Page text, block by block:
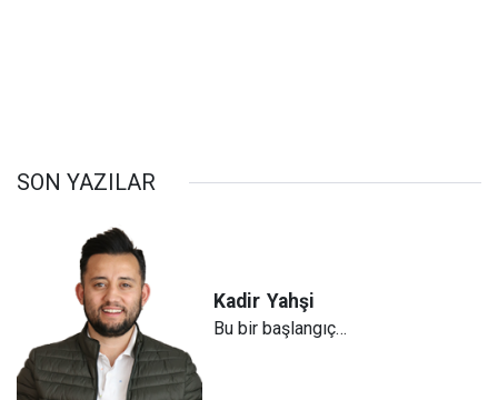
SON YAZILAR
Kadir Yahşi
Bu bir başlangıç…